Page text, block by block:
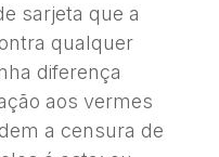
sarjeta que a
qualquer
diferença
aos vermes
a censura de